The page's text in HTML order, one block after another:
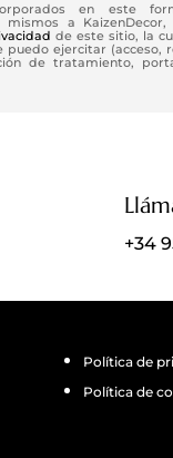
en este
a
de este sitio, la
ejercitar (acceso,
de tratamiento,
+34
Política de
Política de